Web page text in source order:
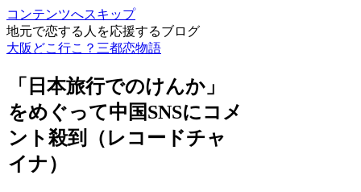
コンテンツへスキップ
地元で恋する人を応援するブログ
大阪どこ行こ？三都恋物語
「日本旅行でのけんか」
をめぐって中国SNSにコメ
ント殺到（レコードチャ
イナ）